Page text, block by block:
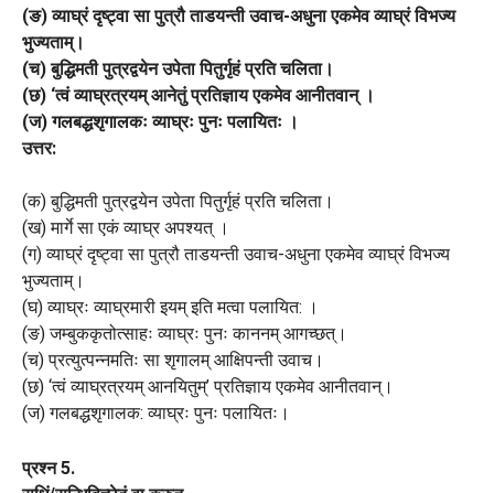
(ङ) व्याघ्रं दृष्ट्वा सा पुत्रौ ताडयन्ती उवाच-अधुना एकमेव व्याघ्रं विभज्य
भुज्यताम्।
(च) बुद्धिमती पुत्रद्वयेन उपेता पितुर्गृहं प्रति चलिता।
(छ) ‘त्वं व्याघ्रत्रयम् आनेतुं प्रतिज्ञाय एकमेव आनीतवान् ।
(ज) गलबद्धशृगालकः व्याघ्रः पुनः पलायितः ।
उत्तर:
(क) बुद्धिमती पुत्रद्वयेन उपेता पितुर्गृहं प्रति चलिता।
(ख) मार्गे सा एकं व्याघ्र अपश्यत् ।
(ग) व्याघ्रं दृष्ट्वा सा पुत्रौ ताडयन्ती उवाच-अधुना एकमेव व्याघ्रं विभज्य
भुज्यताम्।
(घ) व्याघ्रः व्याघ्रमारी इयम् इति मत्वा पलायित: ।
(ङ) जम्बुककृतोत्साहः व्याघ्रः पुनः काननम् आगच्छत्।
(च) प्रत्युत्पन्नमतिः सा शृगालम् आक्षिपन्ती उवाच।
(छ) ‘त्वं व्याघ्रत्रयम् आनयितुम्’ प्रतिज्ञाय एकमेव आनीतवान्।
(ज) गलबद्धशृगालक: व्याघ्रः पुनः पलायितः।
प्रश्न 5.